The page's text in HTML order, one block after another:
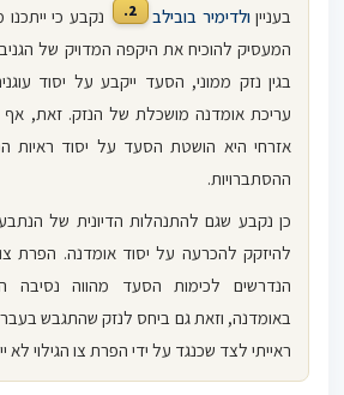
בענייןולדימיר בובילב 2.
נקבע כי
המעסיק להוכיח את היקפה המדויק של
בגין נזק ממוני, הסעד ייקבע על יסוד
עריכת אומדנה מושכלת של הנזק. זאת,
אזרחי היא הושטת הסעד על יסוד ראיות
ההסתברויות.
כן נקבע שגם להתנהלות הדיונית של
להיזקק להכרעה על יסוד אומדנה. הפרת צו
הנדרשים לכימות הסעד מהווה נסיבה
באומדנה, וזאת גם ביחס לנזק שהתגבש
ראייתי לצד שכנגד על ידי הפרת צו הגילוי לא